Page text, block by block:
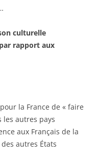
culturelle
rapport aux
la France de « faire
autres pays
aux Français de la
autres États